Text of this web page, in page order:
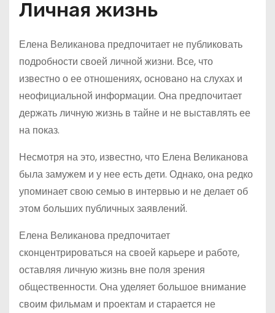
Личная жизнь
Елена Великанова предпочитает не публиковать
подробности своей личной жизни. Все, что
известно о ее отношениях, основано на слухах и
неофициальной информации. Она предпочитает
держать личную жизнь в тайне и не выставлять ее
на показ.
Несмотря на это, известно, что Елена Великанова
была замужем и у нее есть дети. Однако, она редко
упоминает свою семью в интервью и не делает об
этом больших публичных заявлений.
Елена Великанова предпочитает
сконцентрироваться на своей карьере и работе,
оставляя личную жизнь вне поля зрения
общественности. Она уделяет большое внимание
своим фильмам и проектам и старается не